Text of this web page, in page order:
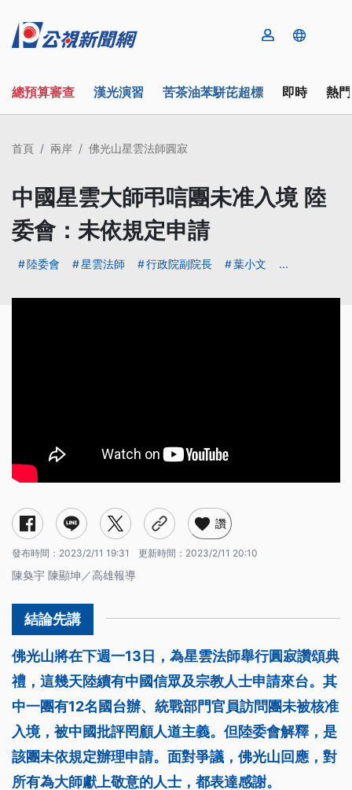
總預算審查 漢光演習 苦茶油苯駢芘超標 即時 熱
首頁 兩岸 佛光山星雲法師圓寂
中國星雲大師弔唁團未准入境 陸
委會：未依規定申請
陸委會 星雲法師 行政院副院長 葉小文 ...
讚
發布時間： 2023/2/11 19:31 更新時間： 2023/2/11 20:10
陳奐宇 陳顯坤／高雄報導
佛光山將在下週一13日，為星雲法師舉行圓寂讚頌典
禮，這幾天陸續有中國信眾及宗教人士申請來台。其
中一團有12名國台辦、統戰部門官員訪問團未被核准
入境，被中國批評罔顧人道主義。但陸委會解釋，是
該團未依規定辦理申請。面對爭議，佛光山回應，對
所有為大師獻上敬意的人士，都表達感謝。